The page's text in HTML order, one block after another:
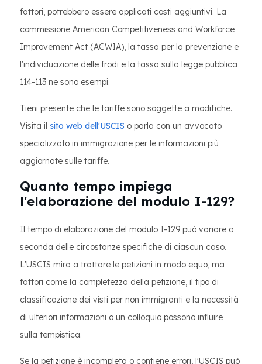
fattori, potrebbero essere applicati costi aggiuntivi. La
commissione American Competitiveness and Workforce
Improvement Act (ACWIA), la tassa per la prevenzione e
l'individuazione delle frodi e la tassa sulla legge pubblica
114-113 ne sono esempi.
Tieni presente che le tariffe sono soggette a modifiche.
Visita il sito web dell'USCIS o parla con un avvocato
specializzato in immigrazione per le informazioni più
aggiornate sulle tariffe.
Quanto tempo impiega
l'elaborazione del modulo I-129?
Il tempo di elaborazione del modulo I-129 può variare a
seconda delle circostanze specifiche di ciascun caso.
L'USCIS mira a trattare le petizioni in modo equo, ma
fattori come la completezza della petizione, il tipo di
classificazione dei visti per non immigranti e la necessità
di ulteriori informazioni o un colloquio possono influire
sulla tempistica.
Se la petizione è incompleta o contiene errori, l'USCIS può